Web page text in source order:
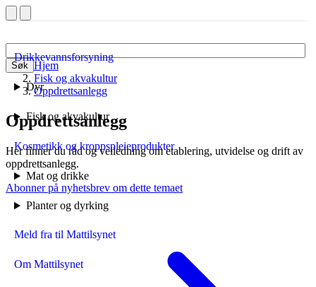
Søk
Drikkevannsforsyning
Dyr
Fisk og akvakultur
Kosmetikk og kroppspleieprodukter
Mat og drikke
Planter og dyrking
Meld fra til Mattilsynet
Om Mattilsynet
Hjem
Fisk og akvakultur
Oppdrettsanlegg
Oppdrettsanlegg
Her finner du råd og veiledning om etablering, utvidelse og drift av
oppdrettsanlegg.
Abonner på nyhetsbrev om dette temaet